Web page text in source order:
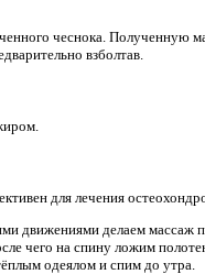
чеснока. Полученную
взболтав.
для лечения
движениями делаем массаж
чего на спину ложим
одеялом и спим до утра.